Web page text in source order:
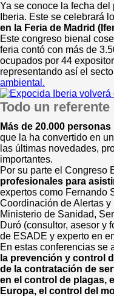
Ya se conoce la fecha
Iberia. Este se celebrará
en la Feria de Madrid
Este congreso bienal
feria contó con más de
ocupados por 44
representando así el
ambiental.
Todo un
Más de 20.000
que la ha convertido en
las últimas novedades,
importantes.
Por su parte el Congreso
profesionales para
expertos como Fernando
Coordinación de Alertas
Ministerio de Sanidad,
Duró (consultor, asesor y
de ESADE y experto en
En estas conferencias se
la prevención y control
de la contratación de
en el control de plagas,
Europa, el control del